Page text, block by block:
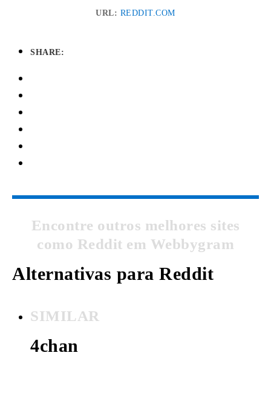
URL: REDDIT.COM
SHARE:
Encontre outros melhores sites
como Reddit em Webbygram
Alternativas para Reddit
SIMILAR
4chan